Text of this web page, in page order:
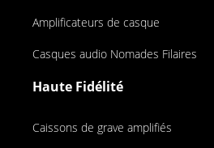
Amplificateurs de casque
Casques audio Nomades Filaires
Haute Fidélité
Caissons de grave amplifiés